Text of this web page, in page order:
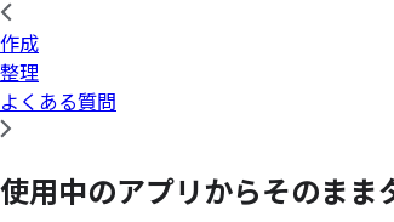
作成
整理
よくある質問
使用中のアプリからそのまま